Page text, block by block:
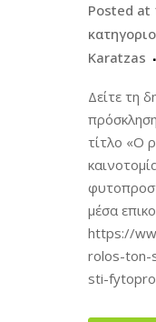
Posted at
Karatzas
Δείτε τη
τίτλο «Ο
μέσα
https://
rolos-ton-
sti-